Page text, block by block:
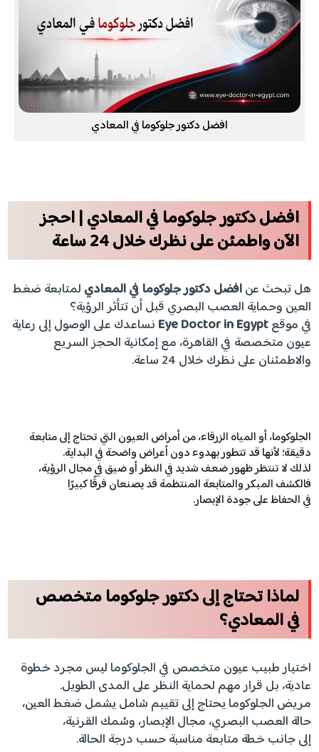
افضل دكتور جلوكوما في المعادي
افضل دكتور جلوكوما في المعادي | احجز
الآن واطمئن على نظرك خلال 24 ساعة
هل تبحث عنافضل دكتور جلوكوما في المعادي لمتابعة ضغط
العين وحماية العصب البصري قبل أن تتأثر الرؤية؟
في موقعEye Doctor in Egypt نساعدك على الوصول إلى رعاية
عيون متخصصة في القاهرة، مع إمكانية الحجز السريع
والاطمئنان على نظرك خلال 24 ساعة.
الجلوكوما، أو المياه الزرقاء، من أمراض العيون التي تحتاج إلى متابعة
دقيقة؛ لأنها قد تتطور بهدوء دون أعراض واضحة في البداية.
لذلك لا تنتظر ظهور ضعف شديد في النظر أو ضيق في مجال الرؤية،
فالكشف المبكر والمتابعة المنتظمة قد يصنعان فرقًا كبيرًا
في الحفاظ على جودة الإبصار.
لماذا تحتاج إلى دكتور جلوكوما متخصص
في المعادي؟
اختيار طبيب عيون متخصص في الجلوكوما ليس مجرد خطوة
عادية، بل قرار مهم لحماية النظر على المدى الطويل.
مريض الجلوكوما يحتاج إلى تقييم شامل يشمل ضغط العين،
حالة العصب البصري، مجال الإبصار، وسُمك القرنية،
إلى جانب خطة متابعة مناسبة حسب درجة الحالة.